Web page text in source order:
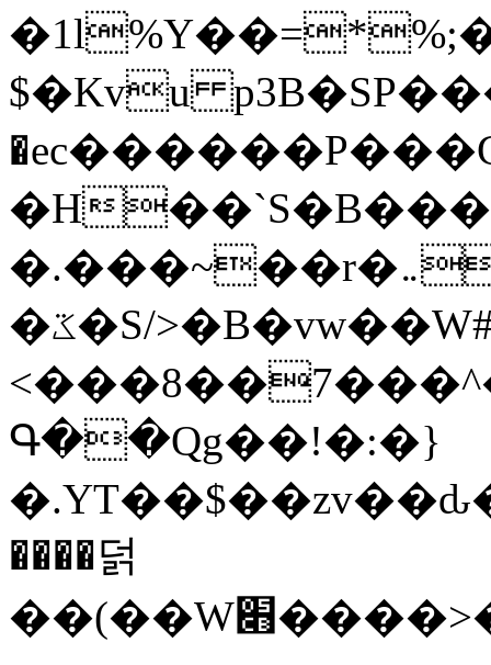
$�Kvu
�H
�.���~��r�޼�}�܅�mؕWu���K}
�ػ�S/>�B�vw��W#�I��*]\W��)Ħ�1��fC}
Գ��Qg��!�:�}
����덝
��(��W׋����>��O>�d�%Y�@�@ڻ<�z{rc&׻��z�����AeK�^�����������˩t��=x~